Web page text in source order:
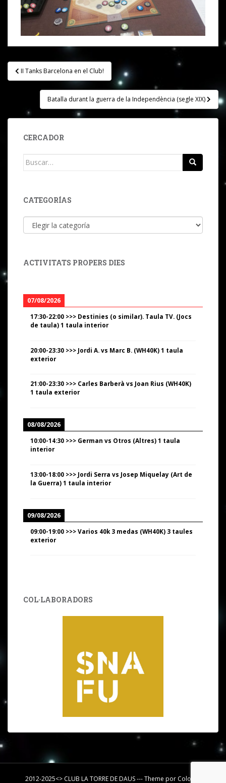
Navegación
de
entradas
II Tanks Barcelona en el Club!
Batalla durant la guerra de la Independència (segle XIX)
CERCADOR
Buscar:
CATEGORÍAS
Categorías
ACTIVITATS PROPERS DIES
07/08/2026
17:30-22:00 >>> Destinies (o similar). Taula TV. (Jocs
de taula) 1 taula interior
20:00-23:30 >>> Jordi A. vs Marc B. (WH40K) 1 taula
exterior
21:00-23:30 >>> Carles Barberà vs Joan Rius (WH40K)
1 taula exterior
08/08/2026
10:00-14:30 >>> German vs Otros (Altres) 1 taula
interior
13:00-18:00 >>> Jordi Serra vs Josep Miquelay (Art de
la Guerra) 1 taula interior
09/08/2026
09:00-19:00 >>>Varios 40k 3 medas (WH40K) 3 taules
exterior
COL·LABORADORS
2012-2025<> CLUB LA TORRE DE DAUS --- Theme por Colorlib